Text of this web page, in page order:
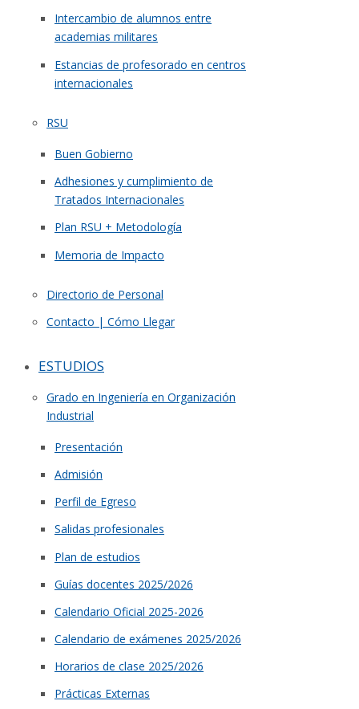
Intercambio de alumnos entre
academias militares
Estancias de profesorado en centros
internacionales
RSU
Buen Gobierno
Adhesiones y cumplimiento de
Tratados Internacionales
Plan RSU + Metodología
Memoria de Impacto
Directorio de Personal
Contacto | Cómo Llegar
ESTUDIOS
Grado en Ingeniería en Organización
Industrial
Presentación
Admisión
Perfil de Egreso
Salidas profesionales
Plan de estudios
Guías docentes 2025/2026
Calendario Oficial 2025-2026
Calendario de exámenes 2025/2026
Horarios de clase 2025/2026
Prácticas Externas